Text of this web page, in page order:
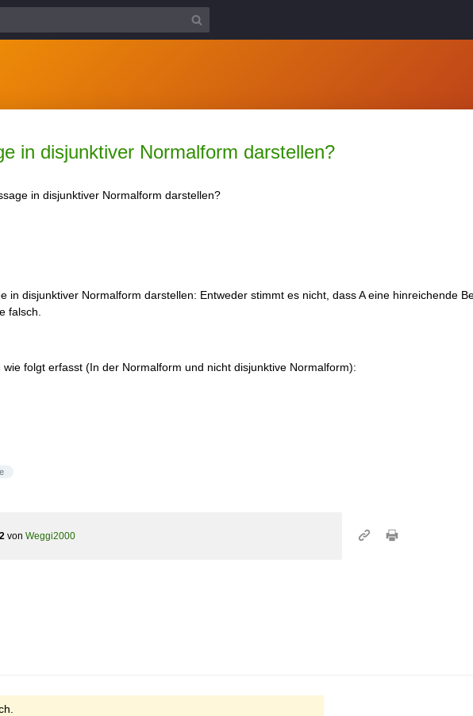
in disjunktiver Normalform darstellen?
in disjunktiver Normalform darstellen?
in disjunktiver Normalform darstellen: Entweder stimmt es nicht, dass A eine hinreichende
falsch.
wie folgt erfasst (In der Normalform und nicht disjunktive Normalform):
von Weggi2000